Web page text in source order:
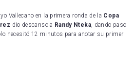
Vallecano en la primera ronda de la Copa
dio descanso a Randy Nteka, dando paso
necesitó 12 minutos para anotar su primer